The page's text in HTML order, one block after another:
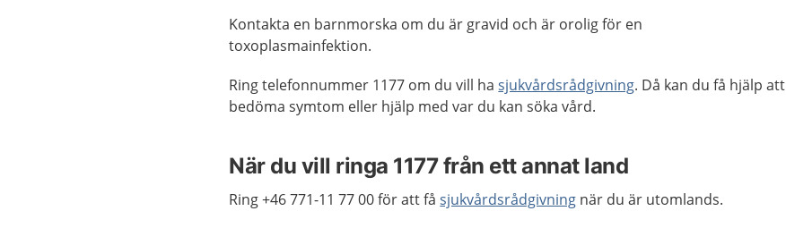
Kontakta en barnmorska om du är gravid och är orolig för en
toxoplasmainfektion.
Ring telefonnummer 1177 om du vill hasjukvårdsrådgivning. Då kan du få hjälp att
bedöma symtom eller hjälp med var du kan söka vård.
När du vill ringa 1177 från ett annat land
Ring +46 771-11 77 00 för att fåsjukvårdsrådgivning när du är utomlands.